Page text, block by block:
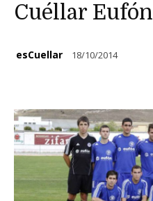
Cuéllar Eufón
esCuellar 18/10/2014